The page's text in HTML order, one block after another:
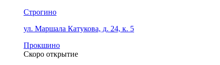
Строгино
ул. Маршала Катукова, д. 24, к. 5
Прокшино
Скоро открытие